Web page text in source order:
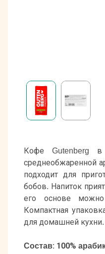
Кофе Gutenberg в
среднеобжаренной
подходит для
бобов. Напиток
его основе можно
Компактная
для домашней кухни.
Состав: 100%